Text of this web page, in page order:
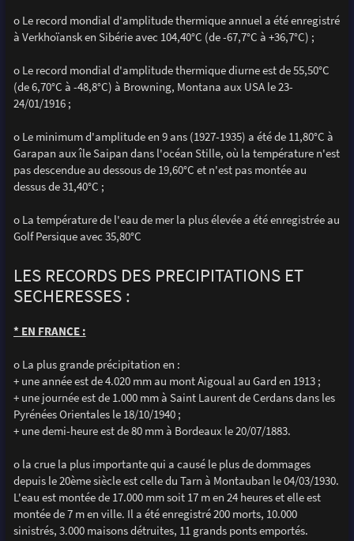
o Le record mondial d'amplitude thermique annuel a été enregistré
à Verkhoïansk en Sibérie avec 104,40°C (de -67,7°C à +36,7°C) ;
o Le record mondial d'amplitude thermique diurne est de 55,50°C
(de 6,70°C à -48,8°C) à Browning, Montana aux USA le 23-
24/01/1916 ;
o Le minimum d'amplitude en 9 ans (1927-1935) a été de 11,80°C à
Garapan aux île Saipan dans l'océan Stille, où la température n'est
pas descendue au dessous de 19,60°C et n'est pas montée au
dessus de 31,40°C ;
o La température de l'eau de mer la plus élevée a été enregistrée au
Golf Persique avec 35,80°C
LES RECORDS DES PRECIPITATIONS ET
SECHERESSES :
* EN FRANCE :
o La plus grande précipitation en :
+ une année est de 4.020 mm au mont Aigoual au Gard en 1913 ;
+ une journée est de 1.000 mm à Saint Laurent de Cerdans dans les
Pyrénées Orientales le 18/10/1940 ;
+ une demi-heure est de 80 mm à Bordeaux le 20/07/1883.
o la crue la plus importante qui a causé le plus de dommages
depuis le 20ème siècle est celle du Tarn à Montauban le 04/03/1930.
L'eau est montée de 17.000 mm soit 17 m en 24 heures et elle est
montée de 7 m en ville. Il a été enregistré 200 morts, 10.000
sinistrés, 3.000 maisons détruites, 11 grands ponts emportés.